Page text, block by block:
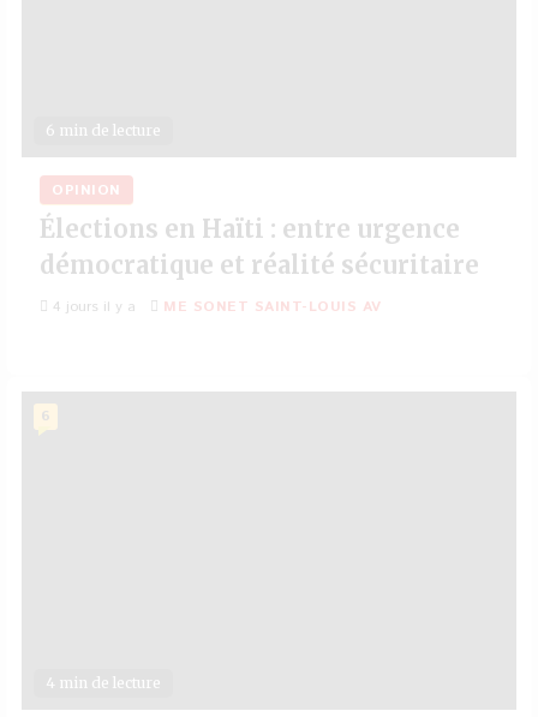
6 min de lecture
OPINION
Élections en Haïti : entre urgence
démocratique et réalité sécuritaire
4 jours il y a ME SONET SAINT-LOUIS AV
4 min de lecture
6